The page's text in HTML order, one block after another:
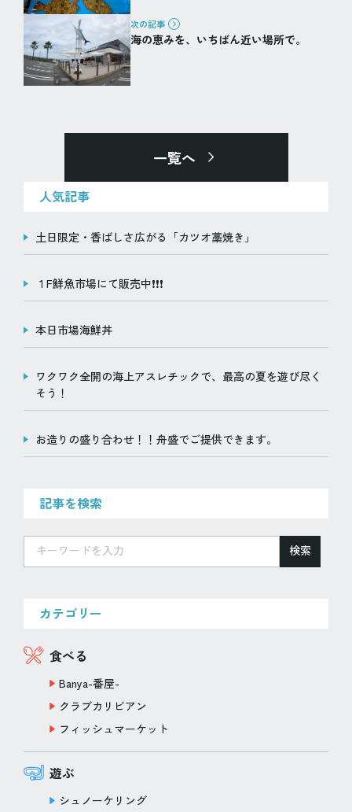
次の記事
海の恵みを、いちばん近い場所で。
一覧へ
人気記事
土日限定・香ばしさ広がる「カツオ藁焼き」
１F鮮魚市場にて販売中❗️❗️❗️
本日市場海鮮丼
ワクワク全開の海上アスレチックで、最高の夏を遊び尽く
そう！
お造りの盛り合わせ！！舟盛でご提供できます。
記事を検索
検索
カテゴリー
食べる
Banya-番屋-
クラブカリビアン
フィッシュマーケット
遊ぶ
シュノーケリング